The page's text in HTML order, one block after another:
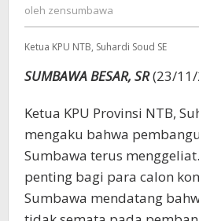
oleh zensumbawa
Ketua KPU NTB, Suhardi Soud SE
SUMBAWA BESAR, SR(23/
Ketua KPU Provinsi NTB,
mengaku bahwa
Sumbawa terus
penting bagi para calon
Sumbawa mendatang